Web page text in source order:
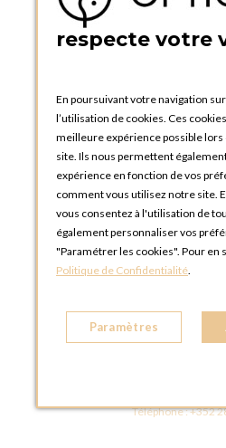
Catalogues et bons
OPTIONS
13 rue Paul
5324
BOUTIQUE OPTIONS
L - 1842 HOWALD
Téléphone :+352
respecte votre
En poursuivant votre navigation
l’utilisation de cookies. Ces
meilleure expérience possible
site. Ils nous permettent
expérience en fonction de vos
comment vous utilisez notre site.
vous consentez à l'utilisation de
également personnaliser vos
"Paramétrer les cookies". Pour en
Politique de Confidentialité.
Paramètres